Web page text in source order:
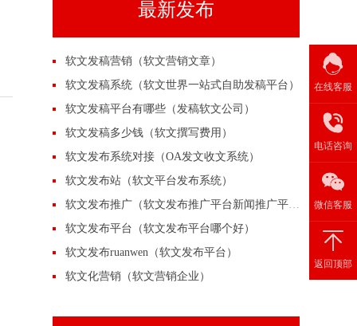
最新发布
软文发稿营销（软文营销文章）
软文发稿系统（软文世界一站式自助发稿平台）
软文发稿平台有哪些（发稿软文公司）
软文发稿多少钱（软文撰写费用）
软文发布系统对接（OA发文收文系统）
软文发布站（软文平台发布系统）
软文发布推广（软文发布推广平台新闻推广平台）
软文发布平台（软文发布平台哪个好）
软文发布ruanwen（软文发布平台）
软文化营销（软文营销企业）
在线客服
电话咨询
微信客服
返回顶部